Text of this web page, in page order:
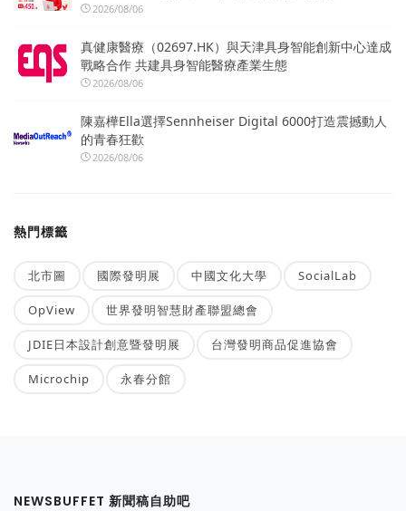
2026/08/06
真健康醫療（02697.HK）與天津具身智能創新中心達成
戰略合作 共建具身智能醫療產業生態
2026/08/06
陳嘉樺Ella選擇Sennheiser Digital 6000打造震撼動人
的青春狂歡
2026/08/06
熱門標籤
北市圖 國際發明展 中國文化大學 SocialLab
OpView 世界發明智慧財產聯盟總會
JDIE日本設計創意暨發明展 台灣發明商品促進協會
Microchip 永春分館
NEWSBUFFET 新聞稿自助吧